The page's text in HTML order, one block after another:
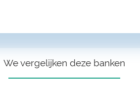
We vergelijken deze banken